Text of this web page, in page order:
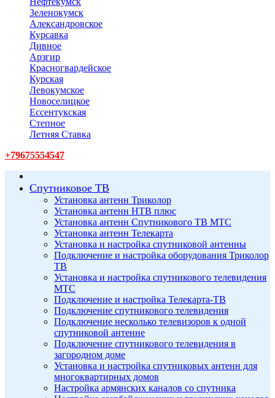
Зеленокумск
Александровское
Курсавка
Дивное
Арзгир
Красногвардейское
Курская
Левокумское
Новоселицкое
Ессентукская
Степное
Летняя Ставка
+79675554547
Спутниковое ТВ
Установка антенн Триколор
Установка антенн НТВ плюс
Установка антенн Спутникового ТВ МТС
Установка антенн Телекарта
Установка и настройка спутниковой антенны
Подключение и настройка оборудования Триколор
ТВ
Установка и настройка спутникового телевидения
МТС
Подключение и настройка Телекарта-ТВ
Подключение спутникового телевидения
Подключение несколько телевизоров к одной
спутниковой антенне
Подключение спутникового телевидения в
загородном доме
Установка и настройка спутниковых антенн для
многоквартирных домов
Настройка армянских каналов со спутника